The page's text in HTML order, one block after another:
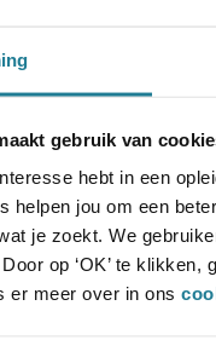
gebruik van
hebt in een
helpen jou om een
je zoekt. We
op ‘OK’ te
er meer over in ons
aanreiken en
volgde een
bij de